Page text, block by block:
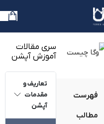
فهرست
مطالب
سری مقالات
آموزش آپشن
تعاریف و
مقدمات
آپشن